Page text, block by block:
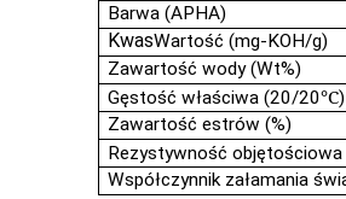
Barwa (APHA)
KwasWartość (mg-KOH/g)
Zawartość wody (Wt%)
Gęstość właściwa (20/20℃)
Zawartość estrów (%)
Rezystywność objętościowa
Współczynnik załamania